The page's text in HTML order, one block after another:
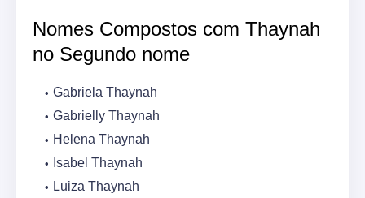
Nomes Compostos com Thaynah
no Segundo nome
Gabriela Thaynah
Gabrielly Thaynah
Helena Thaynah
Isabel Thaynah
Luiza Thaynah